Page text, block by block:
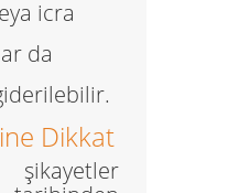
icra
da
Dikkat